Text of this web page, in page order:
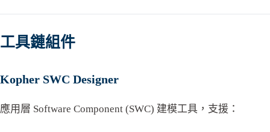
工具鏈組件
Kopher SWC Designer
應用層 Software Component (SWC) 建模工具，支援：